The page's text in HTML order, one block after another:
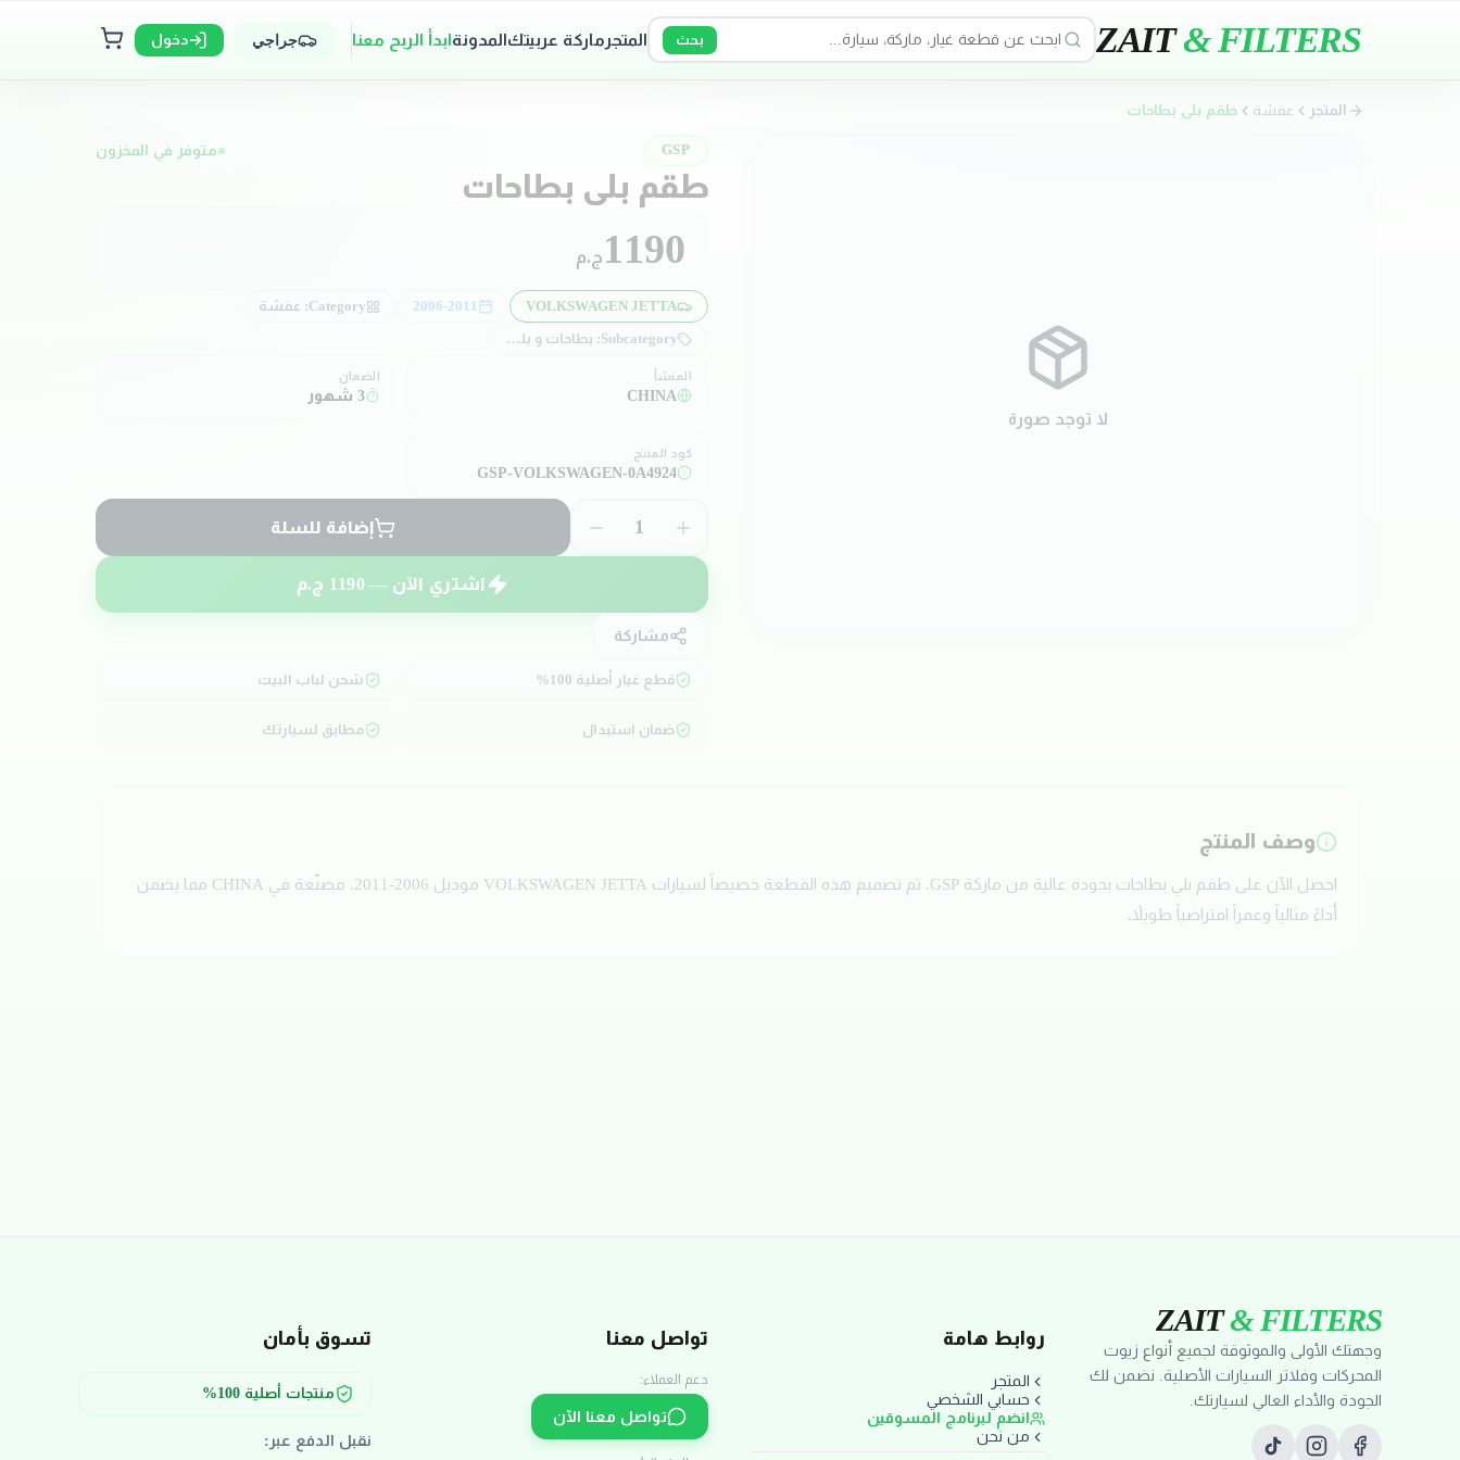
ZAIT& FILTERS بحث المتجر ماركة عربيتكالمدونةابدأ الربح معنا جراجي دخول
المتجر عفشة طقم بلي بطاحات
لا توجد صورة
GSP متوفر في المخزون
طقم بلي بطاحات
1190 ج.م
VOLKSWAGEN JETTA
2006-2011
Category: عفشة
Subcategory: بطاحات و بلي بطاحات
المنشأ
CHINA
الضمان
3 شهور
كود المنتج
GSP-VOLKSWAGEN-0A4924
1 إضافة للسلة
اشتري الآن —1190 ج.م
مشاركة
قطع غيار أصلية 100% شحن لباب البيت
ضمان استبدال مطابق لسيارتك
وصف المنتج
احصل الآن على طقم بلي بطاحات بجودة عالية من ماركة GSP. تم تصميم هذه القطعة خصيصاً لسيارات VOLKSWAGEN JETTA موديل 2006-2011. مصنّعة في CHINA مما يضمن
أداءً مثالياً وعمراً افتراضياً طويلاً.
ZAIT& FILTERS
وجهتك الأولى والموثوقة لجميع أنواع زيوت
المحركات وفلاتر السيارات الأصلية. نضمن لك
الجودة والأداء العالي لسيارتك.
روابط هامة
المتجر
حسابي الشخصي
انضم لبرنامج المسوقين
من نحن
تواصل معنا
دعم العملاء:
تواصل معنا الآن
تسوق بأمان
منتجات أصلية 100%
نقبل الدفع عبر: